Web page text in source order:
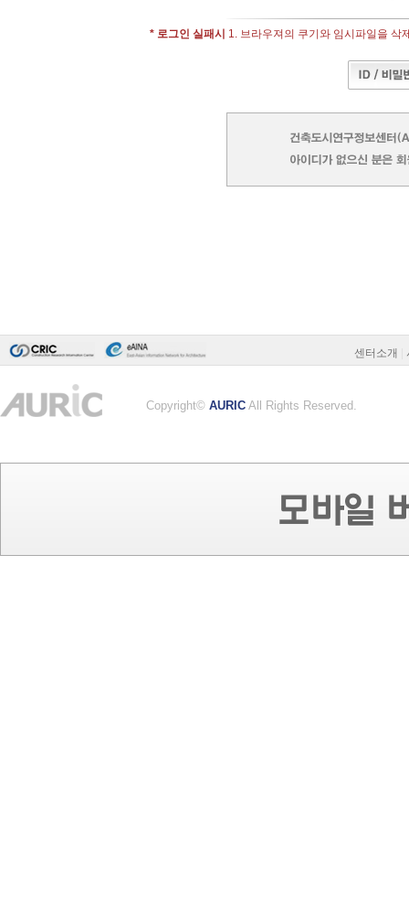
* 로그인 실패시 1. 브라우져의 쿠기와 임시파일을 삭
센터소개
Copyright© AURIC All Rights Reserved.